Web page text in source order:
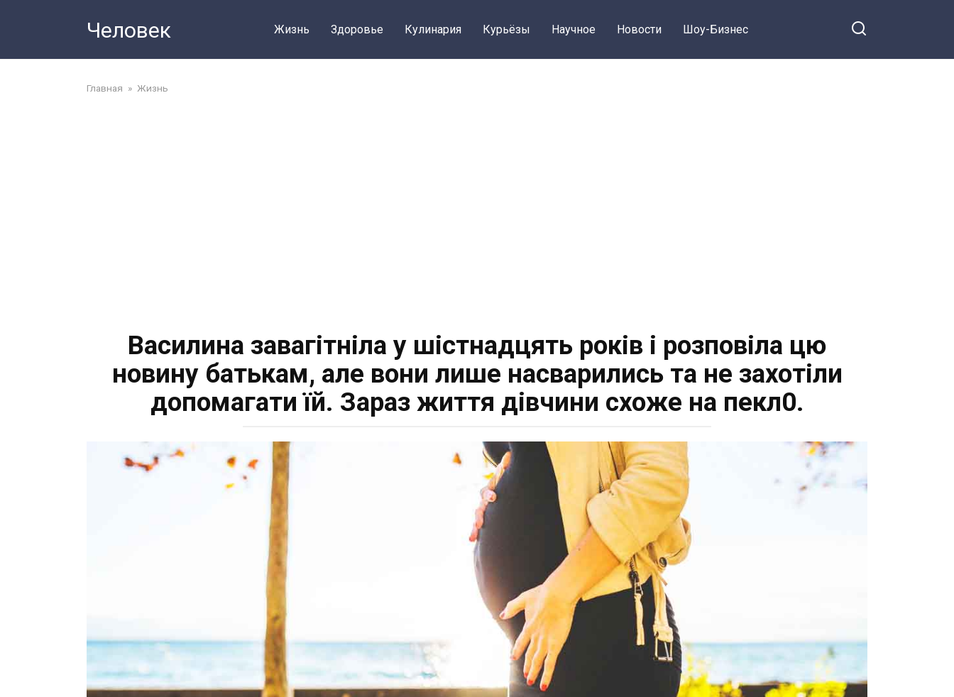
Человек Жизнь Здоровье Кулинария Курьёзы Научное Новости Шоу-Бизнес
Главная » Жизнь
Василина завагітніла у шістнадцять років і розповіла цю
новину батькам, але вони лише насварились та не захотіли
допомагати їй. Зараз життя дівчини схоже на пекл0.